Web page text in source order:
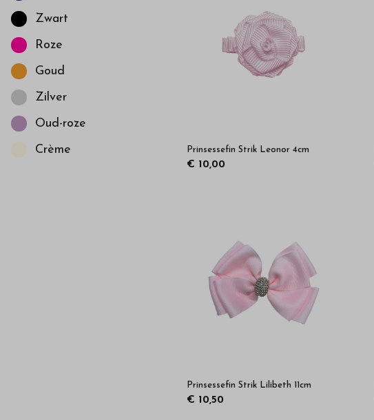
Zwart
Roze
Goud
Zilver
Oud-roze
Crème
Prinsessefin Strik Leonor 4cm
€ 10,00
Prinsessefin Strik Lilibeth 11cm
€ 10,50